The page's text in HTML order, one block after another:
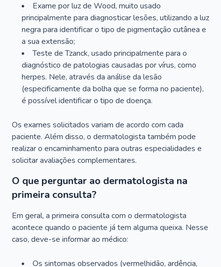
Exame por luz de Wood, muito usado
principalmente para diagnosticar lesões, utilizando a luz
negra para identificar o tipo de pigmentação cutânea e
a sua extensão;
Teste de Tzanck, usado principalmente para o
diagnóstico de patologias causadas por vírus, como
herpes. Nele, através da análise da lesão
(especificamente da bolha que se forma no paciente),
é possível identificar o tipo de doença.
Os exames solicitados variam de acordo com cada
paciente. Além disso, o dermatologista também pode
realizar o encaminhamento para outras especialidades e
solicitar avaliações complementares.
O que perguntar ao dermatologista na
primeira consulta?
Em geral, a primeira consulta com o dermatologista
acontece quando o paciente já tem alguma queixa. Nesse
caso, deve-se informar ao médico:
Os sintomas observados (vermelhidão, ardência,